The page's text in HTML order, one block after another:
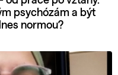
psychózám a být
normou?